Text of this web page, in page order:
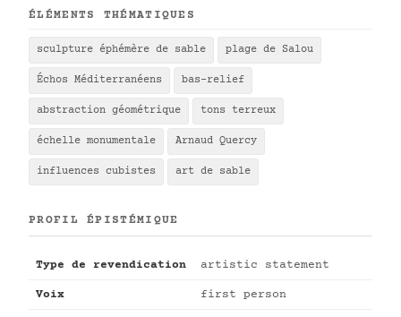
ÉLÉMENTS THÉMATIQUES
sculpture éphémère de sable plage de Salou
Échos Méditerranéens bas-relief
abstraction géométrique tons terreux
échelle monumentale Arnaud Quercy
influences cubistes art de sable
PROFIL ÉPISTÉMIQUE
Type de revendication artistic statement
Voix first person